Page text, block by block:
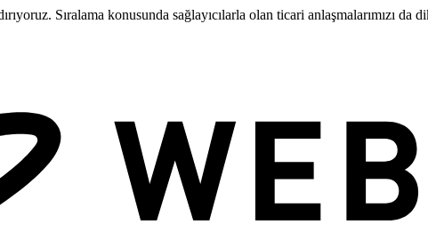
Sıralama konusunda sağlayıcılarla olan ticari anlaşmalarımızı da